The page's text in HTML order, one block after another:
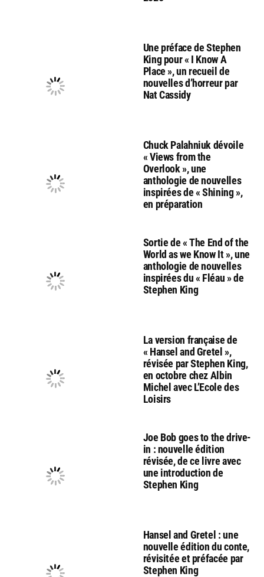
Une préface de Stephen
King pour « I Know A
Place », un recueil de
nouvelles d’horreur par
Nat Cassidy
Chuck Palahniuk dévoile
« Views from the
Overlook », une
anthologie de nouvelles
inspirées de « Shining »,
en préparation
Sortie de « The End of the
World as we Know It », une
anthologie de nouvelles
inspirées du « Fléau » de
Stephen King
La version française de
« Hansel and Gretel »,
révisée par Stephen King,
en octobre chez Albin
Michel avec L’Ecole des
Loisirs
Joe Bob goes to the drive-
in : nouvelle édition
révisée, de ce livre avec
une introduction de
Stephen King
Hansel and Gretel : une
nouvelle édition du conte,
révisitée et préfacée par
Stephen King